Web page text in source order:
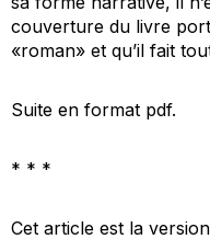
couverture du livre
«roman» et qu’il fait
Suite en format pdf.
* * *
Cet article est la